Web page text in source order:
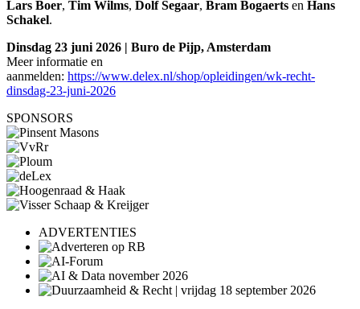
Lars Boer, Tim Wilms, Dolf Segaar, Bram Bogaerts en Hans
Schakel.
Dinsdag 23 juni 2026 | Buro de Pijp, Amsterdam
Meer informatie en
aanmelden: https://www.delex.nl/shop/opleidingen/wk-recht-
dinsdag-23-juni-2026
SPONSORS
ADVERTENTIES